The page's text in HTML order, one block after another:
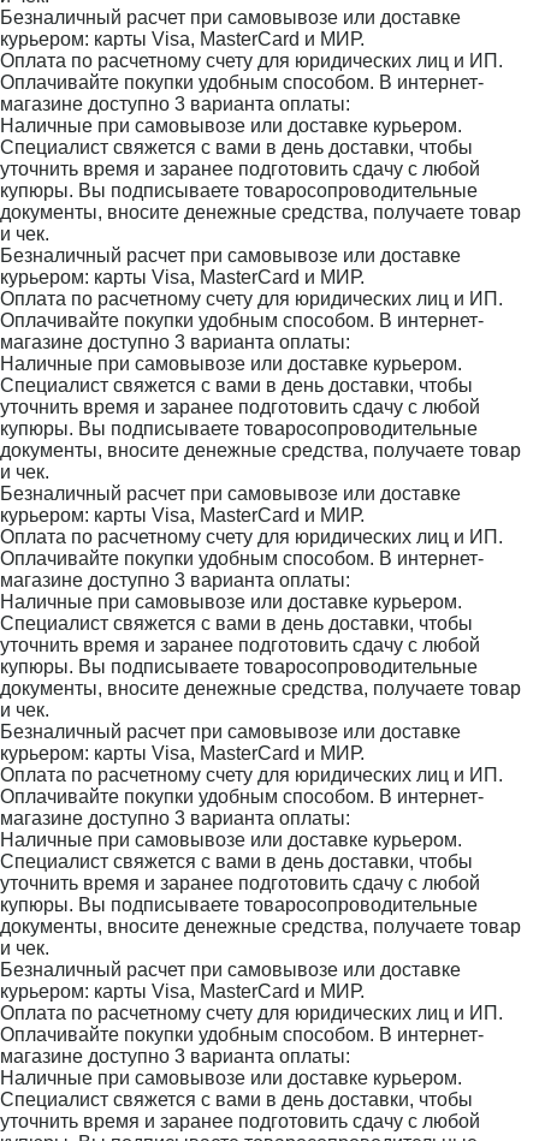
Безналичный расчет при самовывозе или доставке
курьером: карты Visa, MasterCard и МИР.
Оплата по расчетному счету для юридических лиц и ИП.
Оплачивайте покупки удобным способом. В интернет-
магазине доступно 3 варианта оплаты:
Наличные при самовывозе или доставке курьером.
Специалист свяжется с вами в день доставки, чтобы
уточнить время и заранее подготовить сдачу с любой
купюры. Вы подписываете товаросопроводительные
документы, вносите денежные средства, получаете товар
и чек.
Безналичный расчет при самовывозе или доставке
курьером: карты Visa, MasterCard и МИР.
Оплата по расчетному счету для юридических лиц и ИП.
Оплачивайте покупки удобным способом. В интернет-
магазине доступно 3 варианта оплаты:
Наличные при самовывозе или доставке курьером.
Специалист свяжется с вами в день доставки, чтобы
уточнить время и заранее подготовить сдачу с любой
купюры. Вы подписываете товаросопроводительные
документы, вносите денежные средства, получаете товар
и чек.
Безналичный расчет при самовывозе или доставке
курьером: карты Visa, MasterCard и МИР.
Оплата по расчетному счету для юридических лиц и ИП.
Оплачивайте покупки удобным способом. В интернет-
магазине доступно 3 варианта оплаты:
Наличные при самовывозе или доставке курьером.
Специалист свяжется с вами в день доставки, чтобы
уточнить время и заранее подготовить сдачу с любой
купюры. Вы подписываете товаросопроводительные
документы, вносите денежные средства, получаете товар
и чек.
Безналичный расчет при самовывозе или доставке
курьером: карты Visa, MasterCard и МИР.
Оплата по расчетному счету для юридических лиц и ИП.
Оплачивайте покупки удобным способом. В интернет-
магазине доступно 3 варианта оплаты:
Наличные при самовывозе или доставке курьером.
Специалист свяжется с вами в день доставки, чтобы
уточнить время и заранее подготовить сдачу с любой
купюры. Вы подписываете товаросопроводительные
документы, вносите денежные средства, получаете товар
и чек.
Безналичный расчет при самовывозе или доставке
курьером: карты Visa, MasterCard и МИР.
Оплата по расчетному счету для юридических лиц и ИП.
Оплачивайте покупки удобным способом. В интернет-
магазине доступно 3 варианта оплаты:
Наличные при самовывозе или доставке курьером.
Специалист свяжется с вами в день доставки, чтобы
уточнить время и заранее подготовить сдачу с любой